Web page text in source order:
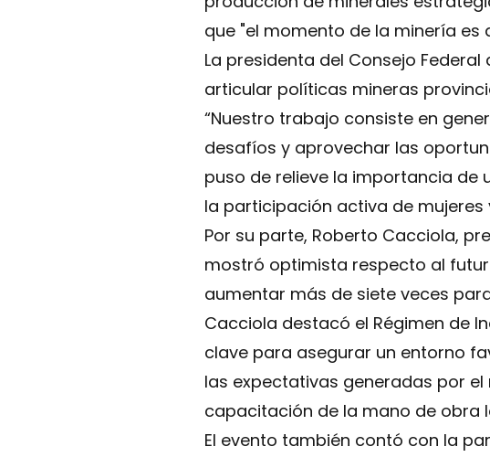
que "el momento de la minería es
La presidenta del Consejo Federal
articular políticas mineras
“Nuestro trabajo consiste en
desafíos y aprovechar las
puso de relieve la importancia de
la participación activa de mujeres
Por su parte, Roberto Cacciola,
mostró optimista respecto al
aumentar más de siete veces
Cacciola destacó el Régimen de
clave para asegurar un entorno
las expectativas generadas por
capacitación de la mano de obra
El evento también contó con la